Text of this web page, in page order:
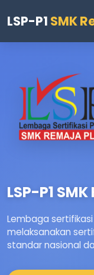
LSP-P1 SMK
LSP-P1
Lembaga
melaksanakan
standar nasional